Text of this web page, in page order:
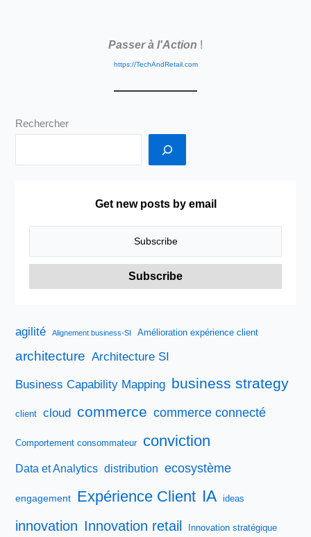
Vague?
Passer à l'Action !
https://TechAndRetail.com
Rechercher
Get new posts by email
agilité Alignement business-SI Amélioration expérience client
architecture Architecture SI
Business Capability Mapping business strategy
client cloud commerce commerce connecté
Comportement consommateur conviction
Data et Analytics distribution ecosystème
engagement Expérience Client IA ideas
innovation Innovation retail Innovation stratégique